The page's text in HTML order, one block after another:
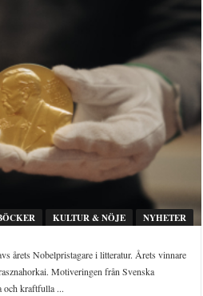
KULTUR & NÖJE NYHETER
årets Nobelpristagare i litteratur. Årets vinnare
Motiveringen från Svenska
och kraftfulla ...